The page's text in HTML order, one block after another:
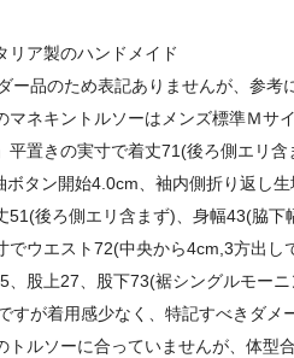
リア製のハンドメイド
ー品のため表記ありませんが、参
ネキントルソーはメンズ標準Ｍサイ
平置きの実寸で着丈71(後ろ側エリ
ボタン開始4.0cm、袖内側折り返し
51(後ろ側エリ含まず)、身幅43(脇
でウエスト72(中央から4cm,3方出
、股上27、股下73(裾シングルモー
すが着用感少なく、特記すべきダ
トルソーに合っていませんが、体型